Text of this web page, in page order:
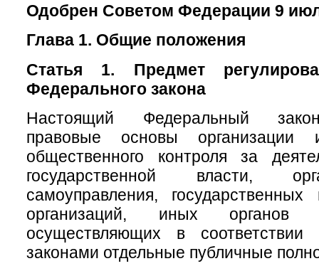
Одобрен Советом Федерации 9
Глава 1. Общие положения
Статья 1. Предмет
Федерального закона
Настоящий Федеральный
правовые основы организации
общественного контроля за
государственной власти,
самоуправления,
организаций, иных органов
осуществляющих в
законами отдельные публичные